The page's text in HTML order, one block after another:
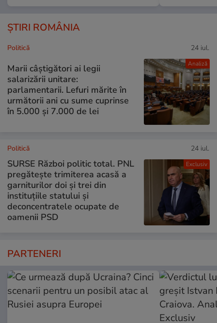
ȘTIRI ROMÂNIA
Analiză
Politică 24 iul.
Marii câștigători ai legii
salarizării unitare:
parlamentarii. Lefuri mărite în
următorii ani cu sume cuprinse
în 5.000 și 7.000 de lei
Exclusiv
Politică 24 iul.
SURSE Război politic total. PNL
pregătește trimiterea acasă a
garniturilor doi și trei din
instituțiile statului și
deconcentratele ocupate de
oamenii PSD
PARTENERI